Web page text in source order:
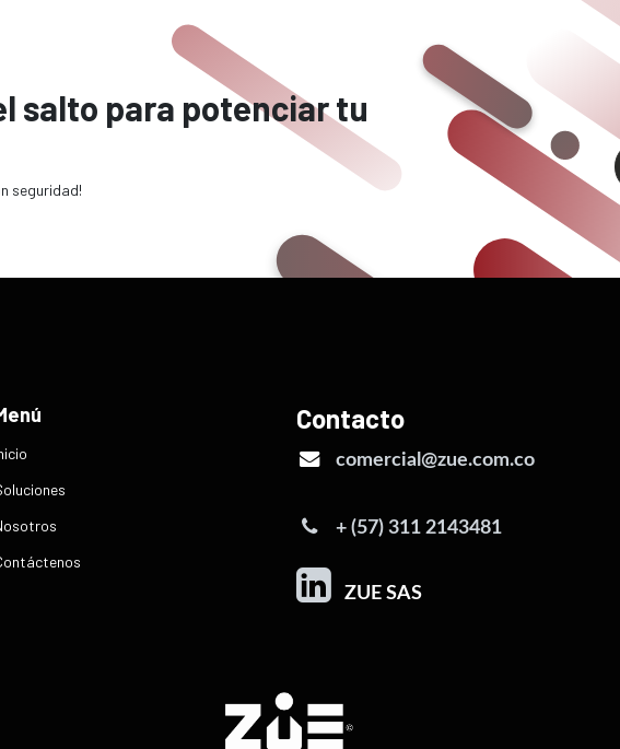
salto para potenciar tu
seguridad!
Contacto
comercial@zue.com.co
+ (57) 311 2143481
ZUE SAS